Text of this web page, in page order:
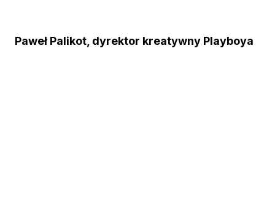
Paweł Palikot, dyrektor kreatywny Playboya